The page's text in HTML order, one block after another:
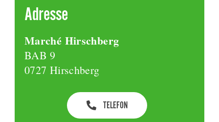
Adresse
Marché Hirschberg
BAB 9
0727 Hirschberg
TELEFON